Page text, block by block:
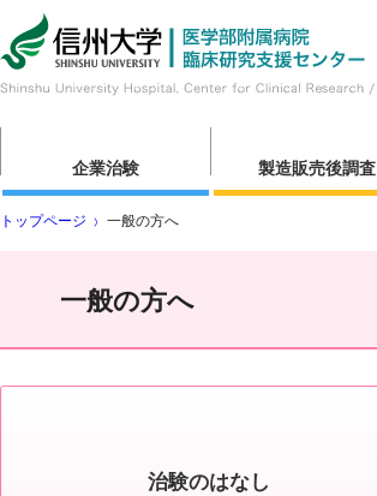
企業治験 製造販売後調査
トップページ 一般の方へ
一般の方へ
治験のはなし